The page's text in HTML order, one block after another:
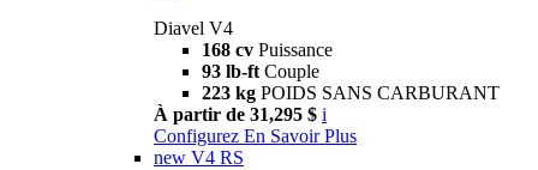
Diavel V4
168 cv Puissance
93 lb-ft Couple
223 kg POIDS SANS CARBURANT
À partir de 31,295 $ i
Configurez En Savoir Plus
new V4 RS